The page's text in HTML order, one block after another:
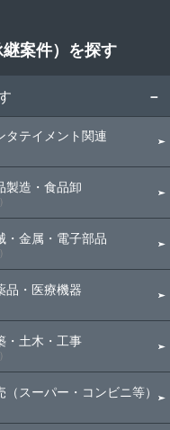
案件）を探す
タテイメント関連
製造・食品卸
・金属・電子部品
品・医療機器
・土木・工事
（スーパー・コンビニ等）